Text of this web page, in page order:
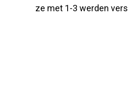
ze met 1-3 werden